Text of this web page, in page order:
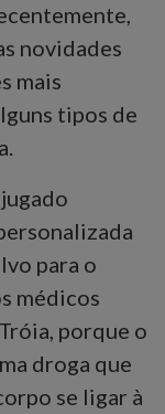
novidades
mais
tipos de
para o
médicos
porque o
droga que
se ligar à